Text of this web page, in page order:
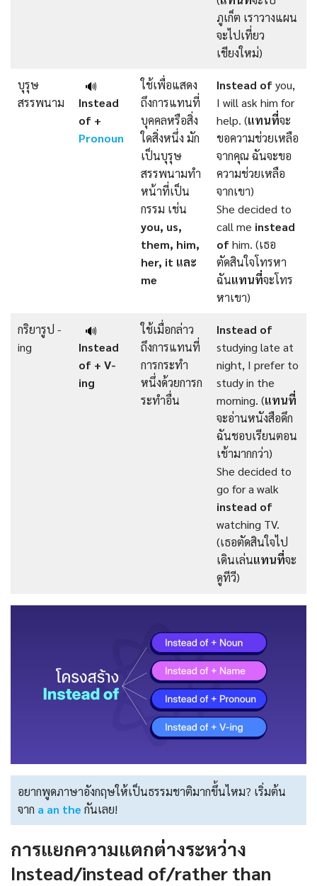
ภูเก็ต เราวางแผน
จะไปเที่ยว
เชียงใหม่)
บุรุษ
สรรพนาม
🔊
Instead
of +
Pronoun
ใช้เพื่อแสดง
ถึงการแทนที่
บุคคลหรือสิ่ง
ใดสิ่งหนึ่ง มัก
เป็นบุรุษ
สรรพนามทำ
หน้าที่เป็น
กรรม เช่น
you, us,
them, him,
her, it และ
me
Instead ofyou,
I will ask him for
help. (แทนที่จะ
ขอความช่วยเหลือ
จากคุณ ฉันจะขอ
ความช่วยเหลือ
จากเขา)
She decided to
call me instead
ofhim. (เธอ
ตัดสินใจโทรหา
ฉันแทนที่จะโทร
หาเขา)
กริยารูป -
ing
🔊
Instead
of + V-
ing
ใช้เมื่อกล่าว
ถึงการแทนที่
การกระทำ
หนึ่งด้วยการก
ระทำอื่น
Instead of
studying late at
night, I prefer to
study in the
morning. (แทนที่
จะอ่านหนังสือดึก
ฉันชอบเรียนตอน
เช้ามากกว่า)
She decided to
go for a walk
instead of
watching TV.
(เธอตัดสินใจไป
เดินเล่นแทนที่จะ
ดูทีวี)
อยากพูดภาษาอังกฤษให้เป็นธรรมชาติมากขึ้นไหม? เริ่มต้น
จาก a an the กันเลย!
การแยกความแตกต่างระหว่าง
Instead/instead of/rather than